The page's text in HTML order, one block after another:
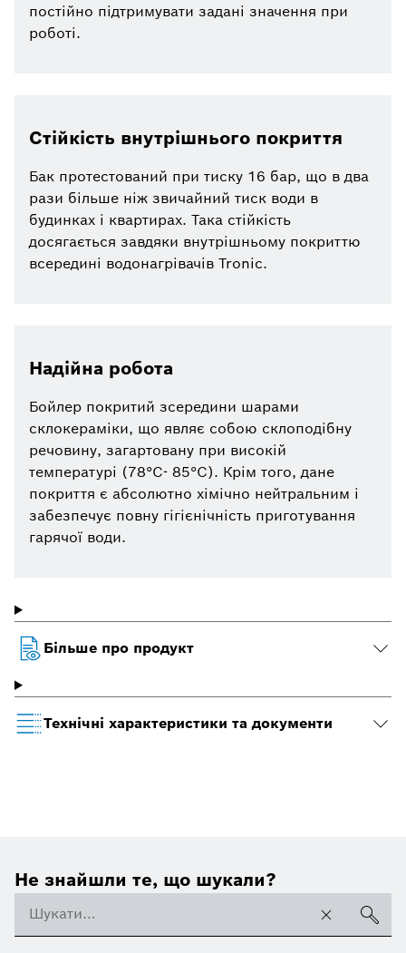
постійно підтримувати задані значення при
роботі.
Стійкість внутрішнього покриття
Бак протестований при тиску 16 бар, що в два
рази більше ніж звичайний тиск води в
будинках і квартирах. Така стійкість
досягається завдяки внутрішньому покриттю
всередині водонагрівачів Tronic.
Надійна робота
Бойлер покритий зсередини шарами
склокераміки, що являє собою склоподібну
речовину, загартовану при високій
температурі (78°С- 85°С). Крім того, дане
покриття є абсолютно хімічно нейтральним і
забезпечує повну гігієнічність приготування
гарячої води.
Більше про продукт
Технічні характеристики та документи
Не знайшли те, що шукали?